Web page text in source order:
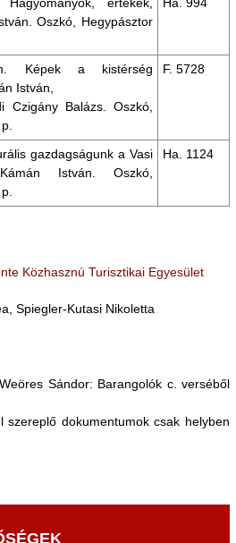
Oszkó, Hegypásztor
Képek a kistérség
István,
Czigány Balázs. Oszkó,
F. 5728
gazdagságunk a Vasi
István. Oszkó,
Ha. 1124
Közhasznú Turisztikai Egyesület
Spiegler-Kutasi Nikoletta
Sándor: Barangolók c. verséből
szereplő dokumentumok csak helyben